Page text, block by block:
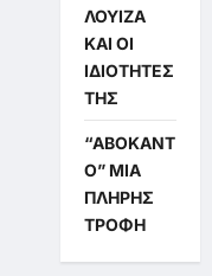
ΛΟΥΙΖΑ
ΚΑΙ ΟΙ
ΙΔΙΟΤΗΤΕΣ
ΤΗΣ
“ΑΒΟΚΑΝΤ
Ο” ΜΙΑ
ΠΛΗΡΗΣ
ΤΡΟΦΗ